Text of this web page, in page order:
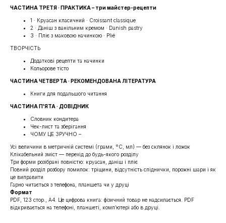
ЧАСТИНА ТРЕТЯ · ПРАКТИКА – три майстер-рецепти
1 · Круасан класичний · Croissant classique
2 · Даніш з ванільним кремом · Danish pastry
3 · Пліє з маковою начинкою · Plié
ТВОРЧІСТЬ
Додаткові рецепти та начинки
Кольорове тісто
ЧАСТИНА ЧЕТВЕРТА · РЕКОМЕНДОВАНА ЛІТЕРАТУРА
Книги для подальшого читання
ЧАСТИНА П'ЯТА · ДОВІДНИК
Словник кондитера
Чек-лист та зберігання
ЧОМУ ЦЕ ЗРУЧНО –
Усі величини в метричній системі (грами, °C, мл) — без склянок і ложок
Клікабельний зміст — перехід до будь-якого розділу
Три форми розібрані повністю: круасан, даніш і пліє
Повний розділ розбору помилок: тріщини, відсутність спіднички, порожні шари і як
це виправити
Гарно читається з телефона, планшета чи у друці
Формат
PDF, 123 стор., A4. Це цифрова книга: фізичний товар не надсилається. PDF
відкривається на телефоні, планшеті, комп’ютері або в друці.